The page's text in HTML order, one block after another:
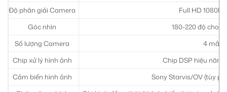
Độ phân giải Camera
Full HD 1080P
Góc nhìn
180-220 độ cho
Số lượng Camera
4 mắt
Chip xử lý hình ảnh
Chip DSP hiệu
Cảm biến hình ảnh
Sony Starvis/OV (tùy